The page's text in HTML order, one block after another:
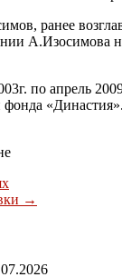
ранее
по апрель
→